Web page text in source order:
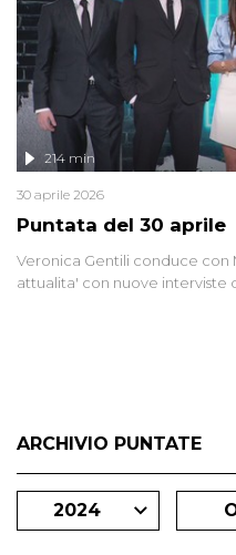
Puntata del 30 aprile
214 min
30 aprile 2026
Veronica Gentili conduce con
attualita' con nuove interviste
ARCHIVIO PUNTATE
2024